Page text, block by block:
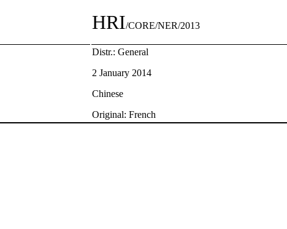
HRI/CORE/NER/2013
Distr.: General
2 January 2014
Chinese
Original: French